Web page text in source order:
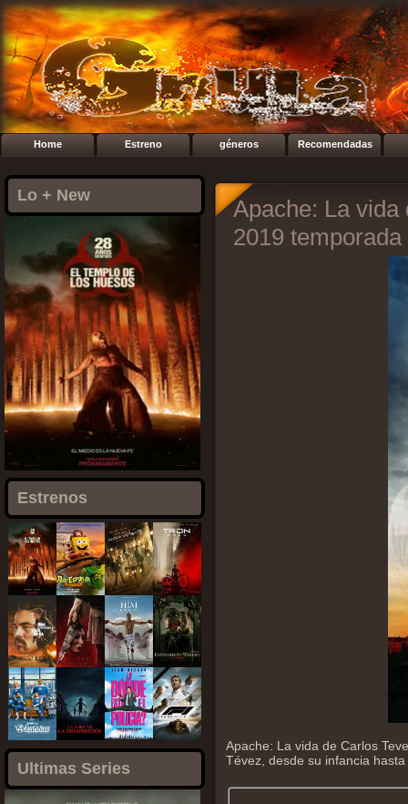
Home Estreno géneros Recomendadas
Lo + New
Estrenos
Ultimas Series
Apache: La vida
2019 temporada
Apache: La vida de Carlos
Tévez, desde su infancia